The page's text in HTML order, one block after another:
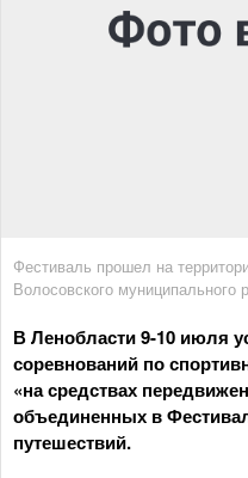
Фестиваль прошел на
Волосовского муниципального
В Ленобласти 9-10 июля
соревнований по
«на средствах
объединенных в
путешествий.